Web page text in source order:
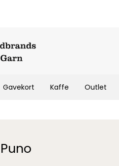
Gavekort Kaffe Outlet
Puno